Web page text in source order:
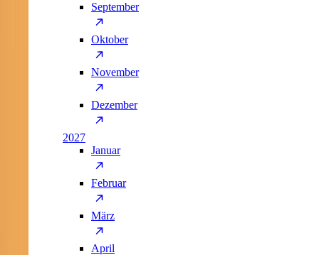
September
Oktober
November
Dezember
2027
Januar
Februar
März
April